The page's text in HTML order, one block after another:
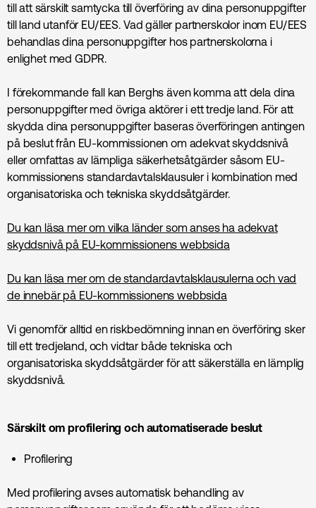
till att särskilt samtycka till överföring av dina personuppgifter
till land utanför EU/EES. Vad gäller partnerskolor inom EU/EES
behandlas dina personuppgifter hos partnerskolorna i
enlighet med GDPR.
I förekommande fall kan Berghs även komma att dela dina
personuppgifter med övriga aktörer i ett tredje land. För att
skydda dina personuppgifter baseras överföringen antingen
på beslut från EU-kommissionen om adekvat skyddsnivå
eller omfattas av lämpliga säkerhetsåtgärder såsom EU-
kommissionens standardavtalsklausuler i kombination med
organisatoriska och tekniska skyddsåtgärder.
Du kan läsa mer om vilka länder som anses ha adekvat
skyddsnivå på EU-kommissionens webbsida
Du kan läsa mer om de standardavtalsklausulerna och vad
de innebär på EU-kommissionens webbsida
Vi genomför alltid en riskbedömning innan en överföring sker
till ett tredjeland, och vidtar både tekniska och
organisatoriska skyddsåtgärder för att säkerställa en lämplig
skyddsnivå.
Särskilt om profilering och automatiserade beslut
Profilering
Med profilering avses automatisk behandling av